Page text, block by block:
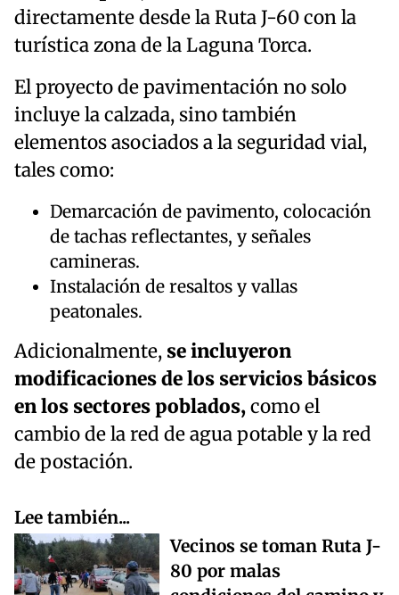
directamente desde la Ruta J-60 con la
turística zona de la Laguna Torca.
El proyecto de pavimentación no solo
incluye la calzada, sino también
elementos asociados a la seguridad vial,
tales como:
Demarcación de pavimento, colocación
de tachas reflectantes, y señales
camineras.
Instalación de resaltos y vallas
peatonales.
Adicionalmente, se incluyeron
modificaciones de los servicios básicos
en los sectores poblados,como el
cambio de la red de agua potable y la red
de postación.
Lee también...
Vecinos se toman Ruta J-
80 por malas